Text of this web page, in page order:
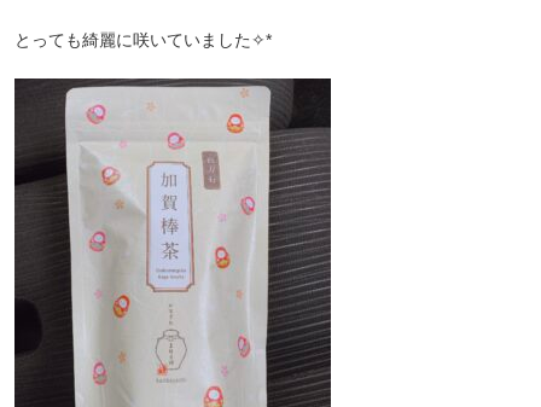
とっても綺麗に咲いていました✧*